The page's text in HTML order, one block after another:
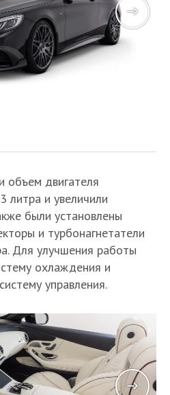
объем двигателя
литра и увеличили
были установлены
и турбонагнетатели
Для улучшения работы
охлаждения и
управления.